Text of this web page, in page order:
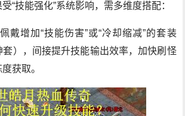
“技能强化”系统影响，需多维度搭配：
戴增加“技能伤害”或“冷却缩减”的套装
套），间接提升技能输出效率，加快刷怪
获取。